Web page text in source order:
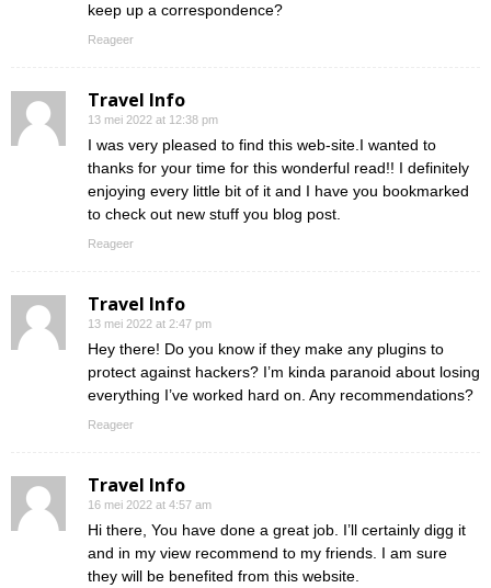
keep up a correspondence?
Reageer
Travel Info
13 mei 2022 at 12:38 pm
I was very pleased to find this web-site.I wanted to
thanks for your time for this wonderful read!! I definitely
enjoying every little bit of it and I have you bookmarked
to check out new stuff you blog post.
Reageer
Travel Info
13 mei 2022 at 2:47 pm
Hey there! Do you know if they make any plugins to
protect against hackers? I’m kinda paranoid about losing
everything I’ve worked hard on. Any recommendations?
Reageer
Travel Info
16 mei 2022 at 4:57 am
Hi there, You have done a great job. I’ll certainly digg it
and in my view recommend to my friends. I am sure
they will be benefited from this website.